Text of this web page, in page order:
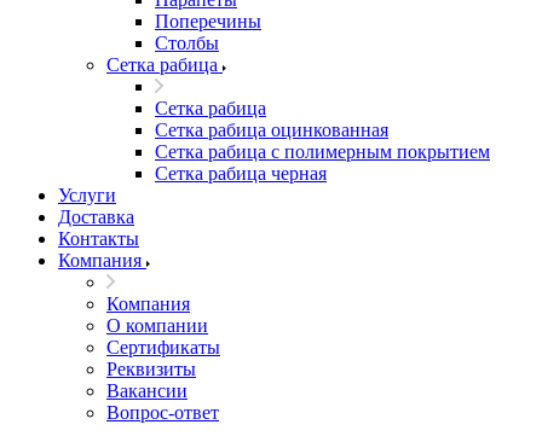
Поперечины
Столбы
Сетка рабица
Сетка рабица
Сетка рабица оцинкованная
Сетка рабица с полимерным покрытием
Сетка рабица черная
Услуги
Доставка
Контакты
Компания
Компания
О компании
Сертификаты
Реквизиты
Вакансии
Вопрос-ответ